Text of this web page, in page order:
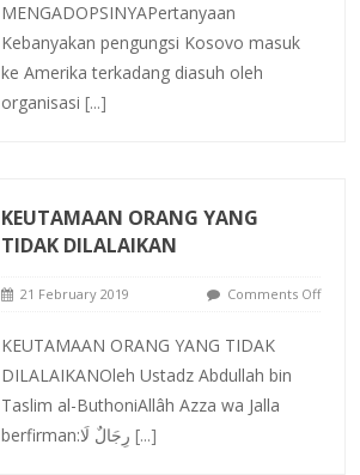
MENGADOPSINYAPertanyaan
Kebanyakan pengungsi Kosovo masuk
ke Amerika terkadang diasuh oleh
organisasi [...]
KEUTAMAAN ORANG YANG
TIDAK DILALAIKAN
21 February 2019 Comments Off
KEUTAMAAN ORANG YANG TIDAK
DILALAIKANOleh Ustadz Abdullah bin
Taslim al-ButhoniAllâh Azza wa Jalla
[...]